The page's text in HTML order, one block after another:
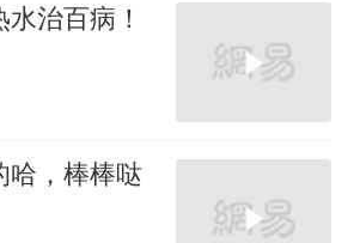
治百病！
哈，棒棒哒